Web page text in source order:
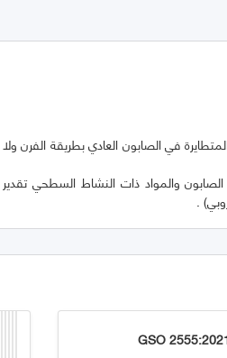
في الصابون العادي بطريقة الفرن ولا
والمواد ذات النشاط السطحي تقدير
.
GSO